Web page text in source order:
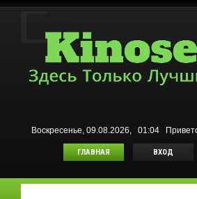
Воскресенье, 09.08.2026, 01:04
ГЛАВНАЯ ВХОД